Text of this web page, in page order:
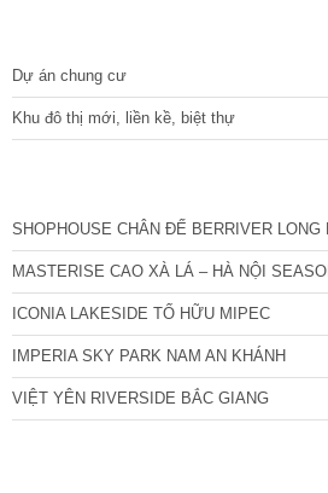
Dự án chung cư
Khu đô thị mới, liền kề, biệt thự
SHOPHOUSE CHÂN ĐẾ BERRIVER LONG
MASTERISE CAO XÀ LÁ – HÀ NỘI
ICONIA LAKESIDE TỐ HỮU MIPEC
IMPERIA SKY PARK NAM AN KHÁNH
VIỆT YÊN RIVERSIDE BẮC GIANG